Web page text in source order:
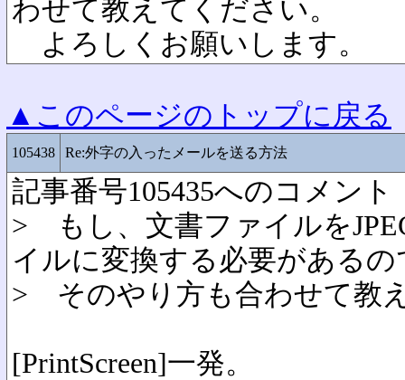
わせて教えてください。
よろしくお願いします。
▲このページのトップに戻る
105438 Re:外字の入ったメールを送る方法
記事番号105435へのコメント
> もし、文書ファイルを
イルに変換する必要がある
> そのやり方も合わせて教
[PrintScreen]一発。